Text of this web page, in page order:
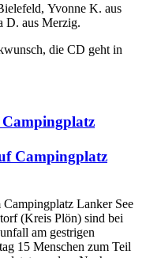
Yvonne K. aus
D. aus Merzig.
die CD geht in
Campingplatz
Lanker See
(Kreis Plön) sind bei
am gestrigen
15 Menschen zum Teil